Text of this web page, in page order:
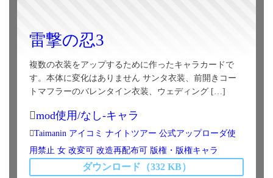
雷撃の忍3
複数の衣装をアップするために作ったキャラカードで
す。本体に変化はありません サンタ衣装、前開きコー
トマフラーのバレンタイン衣装、ウェディング […]
mod使用/なし-キャラ
Taimanin アイコミ ナイトツアー 公式アップローダ使
用禁止 女 改変可 改造再配布可 版権・版権キャラ
ダウンロード（332 KB）